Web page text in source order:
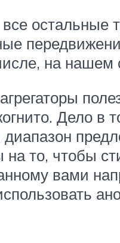
остальные
на нашем
Дело в
то, чтобы
вами